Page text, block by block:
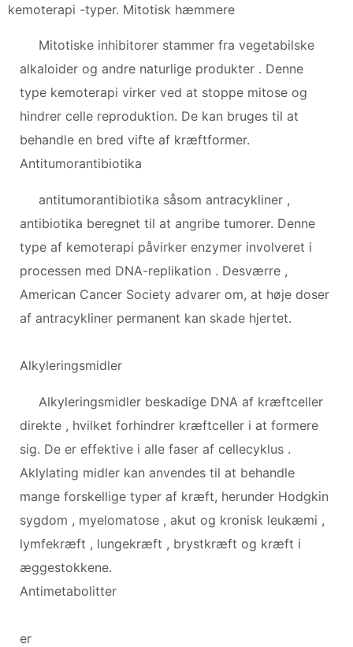
kemoterapi -typer. Mitotisk hæmmere
Mitotiske inhibitorer stammer fra vegetabilske
alkaloider og andre naturlige produkter . Denne
type kemoterapi virker ved at stoppe mitose og
hindrer celle reproduktion. De kan bruges til at
behandle en bred vifte af kræftformer.
Antitumorantibiotika
antitumorantibiotika såsom antracykliner ,
antibiotika beregnet til at angribe tumorer. Denne
type af kemoterapi påvirker enzymer involveret i
processen med DNA-replikation . Desværre ,
American Cancer Society advarer om, at høje doser
af antracykliner permanent kan skade hjertet.
Alkyleringsmidler
Alkyleringsmidler beskadige DNA af kræftceller
direkte , hvilket forhindrer kræftceller i at formere
sig. De er effektive i alle faser af cellecyklus .
Aklylating midler kan anvendes til at behandle
mange forskellige typer af kræft, herunder Hodgkin
sygdom , myelomatose , akut og kronisk leukæmi ,
lymfekræft , lungekræft , brystkræft og kræft i
æggestokkene.
Antimetabolitter
er